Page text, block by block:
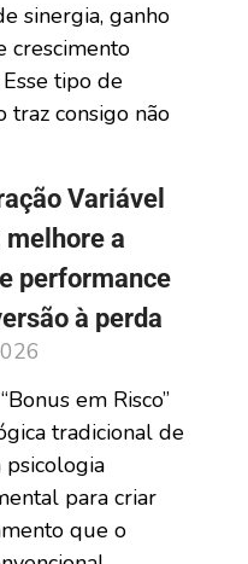
sinergia, ganho
crescimento
tipo de
traz consigo não
Variável
melhore a
performance
à perda
em Risco”
tradicional de
psicologia
para criar
que o